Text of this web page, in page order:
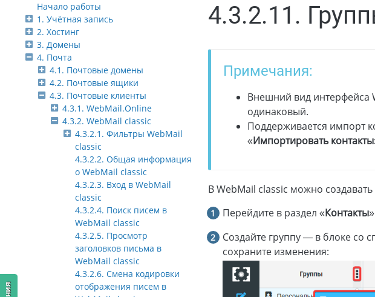
Начало работы
1. Учётная запись
2. Хостинг
3. Домены
4. Почта
4.1. Почтовые домены
4.2. Почтовые ящики
4.3. Почтовые клиенты
4.3.1. WebMail.Online
4.3.2. WebMail classic
4.3.2.1. Фильтры WebMail
classic
4.3.2.2. Общая информация
о WebMail classic
4.3.2.3. Вход в WebMail
classic
4.3.2.4. Поиск писем в
WebMail classic
4.3.2.5. Просмотр
заголовков письма в
WebMail classic
4.3.2.6. Смена кодировки
отображения писем в
4.3.2.11.
Примечания:
Внешний вид интерфейса
одинаковый.
Поддерживается импорт
«Импортировать контакты
В WebMail classic можно
Перейдите в раздел «Контакты
Создайте группу — в блоке со
сохраните изменения: